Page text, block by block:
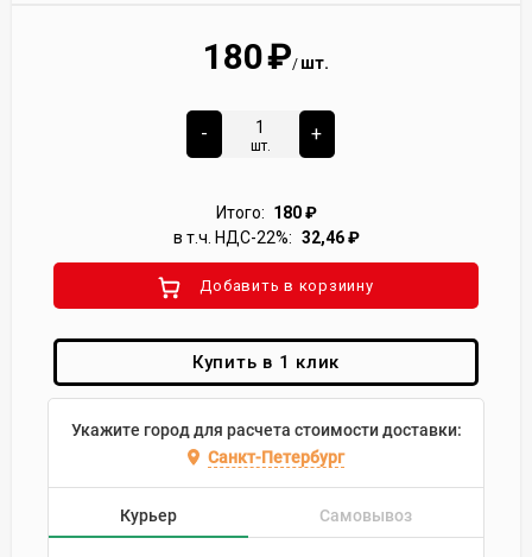
180₽/ шт.
-
шт.
+
Итого: 180₽
в т.ч. НДС-22%: 32,46₽
Добавить в корзиину
Купить в 1 клик
Укажите город для расчета стоимости доставки:
Санкт-Петербург
Курьер Самовывоз